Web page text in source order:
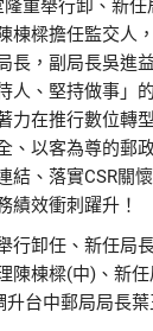
重舉行卸、新任
棟樑擔任監交人
長，副局長吳進
人、堅持做事」
力在推行數位轉
、以客為尊的郵
結、落實CSR關
績效衝刺躍升！
行卸任、新任局
陳棟樑(中)、新
台中郵局局長葉